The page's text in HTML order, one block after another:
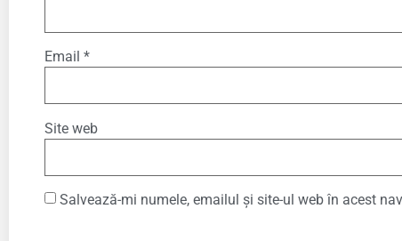
Email *
Site web
Salvează-mi numele, emailul și site-ul web în acest